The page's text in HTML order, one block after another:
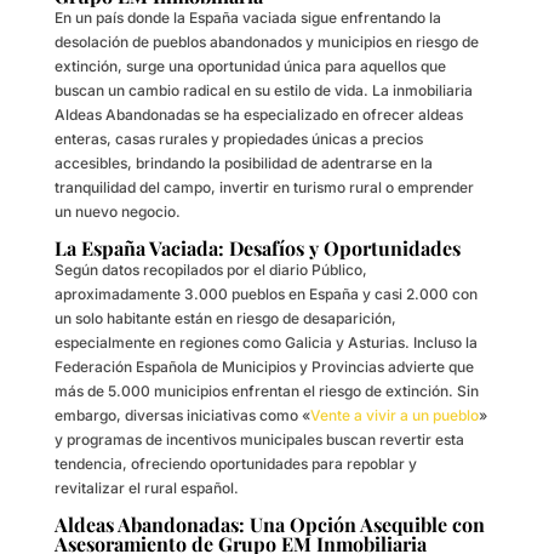
En un país donde la España vaciada sigue enfrentando la
desolación de pueblos abandonados y municipios en riesgo de
extinción, surge una oportunidad única para aquellos que
buscan un cambio radical en su estilo de vida. La inmobiliaria
Aldeas Abandonadas se ha especializado en ofrecer aldeas
enteras, casas rurales y propiedades únicas a precios
accesibles, brindando la posibilidad de adentrarse en la
tranquilidad del campo, invertir en turismo rural o emprender
un nuevo negocio.
La España Vaciada: Desafíos y Oportunidades
Según datos recopilados por el diario Público,
aproximadamente 3.000 pueblos en España y casi 2.000 con
un solo habitante están en riesgo de desaparición,
especialmente en regiones como Galicia y Asturias. Incluso la
Federación Española de Municipios y Provincias advierte que
más de 5.000 municipios enfrentan el riesgo de extinción. Sin
embargo, diversas iniciativas como «Vente a vivir a un pueblo»
y programas de incentivos municipales buscan revertir esta
tendencia, ofreciendo oportunidades para repoblar y
revitalizar el rural español.
Aldeas Abandonadas: Una Opción Asequible con
Asesoramiento de Grupo EM Inmobiliaria